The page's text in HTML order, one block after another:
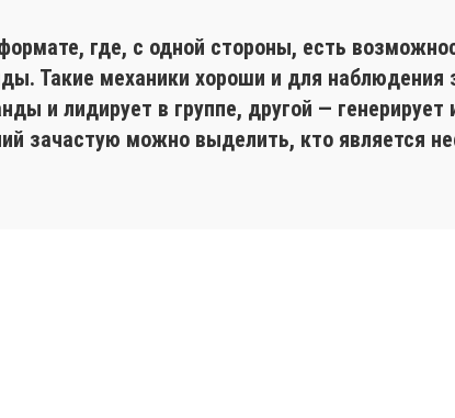
где, с одной стороны, есть
Такие механики хороши и для наблюдения
и лидирует в группе, другой —
зачастую можно выделить, кто является